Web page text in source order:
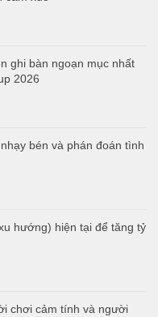
ghi bàn ngoạn mục nhất
2026
bén và phán đoán tình
hướng) hiện tại để tăng tỷ
chơi cảm tính và người